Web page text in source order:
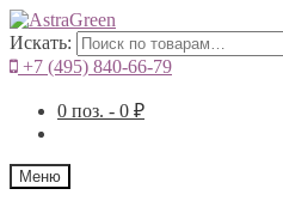
Искать:
+7 (495) 840-66-79
0 поз. - 0 ₽
Меню